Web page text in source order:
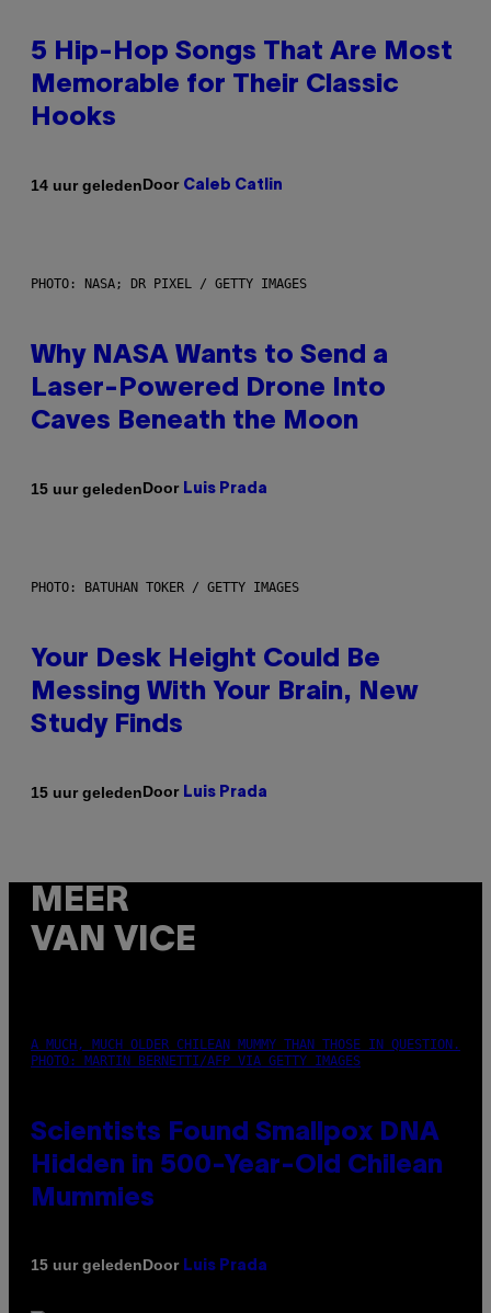
5 Hip-Hop Songs That Are Most
Memorable for Their Classic
Hooks
14 uur geledenDoor Caleb Catlin
PHOTO: NASA; DR PIXEL / GETTY IMAGES
Why NASA Wants to Send a
Laser-Powered Drone Into
Caves Beneath the Moon
15 uur geledenDoor Luis Prada
PHOTO: BATUHAN TOKER / GETTY IMAGES
Your Desk Height Could Be
Messing With Your Brain, New
Study Finds
15 uur geledenDoor Luis Prada
MEER
VAN VICE
A MUCH, MUCH OLDER CHILEAN MUMMY THAN THOSE IN QUESTION.
PHOTO: MARTIN BERNETTI/AFP VIA GETTY IMAGES
Scientists Found Smallpox DNA
Hidden in 500-Year-Old Chilean
Mummies
15 uur geledenDoor Luis Prada